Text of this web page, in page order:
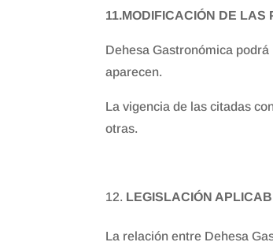
11.MODIFICACIÓN DE LAS
Dehesa Gastronómica
aparecen.
La vigencia de las citadas
otras.
LEGISLACIÓN
La relación entre Dehesa